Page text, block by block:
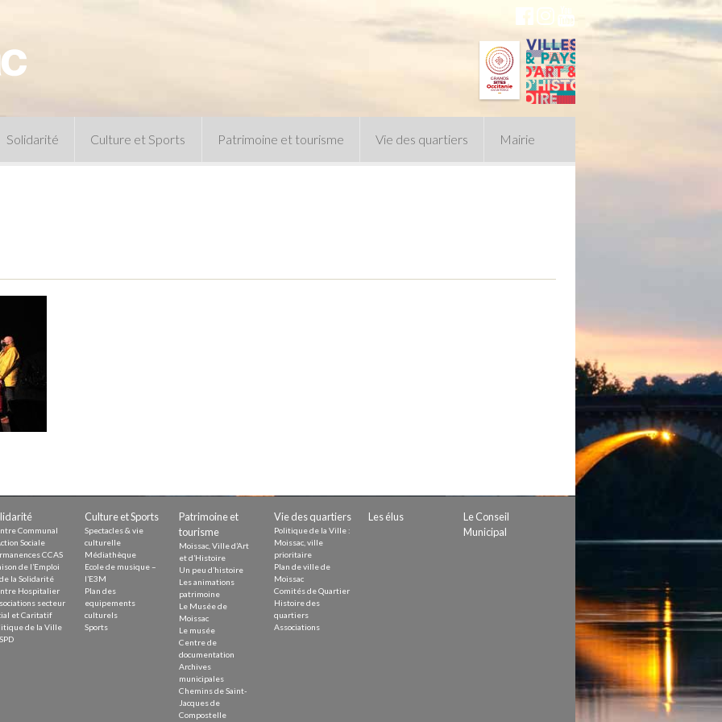
durable
Solidarité Culture et Sports Patrimoine et tourisme
Le musée
Vie des quartiers Mairie
Communal
Sociale
CCAS
de l’Emploi
la Solidarité
Hospitalier
secteur
et Caritatif
de la Ville
Culture et Sports
Spectacles & vie
culturelle
Médiathèque
Ecole de musique –
l’E3M
Plan des
equipements
culturels
Sports
Patrimoine et
tourisme
Moissac, Ville d’Art
et d’Histoire
Un peu d’histoire
Les animations
patrimoine
Le Musée de
Moissac
Le musée
Centre de
documentation
Archives
municipales
Chemins de Saint-
Jacques de
Compostelle
Vie des quartiers
Politique de la Ville :
Moissac, ville
prioritaire
Plan de ville de
Moissac
Comités de Quartier
Histoire des
quartiers
Associations
Les élus
Le Conseil
Municipal